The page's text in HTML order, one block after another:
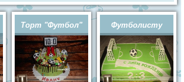
Торт "Футбол" Футболисту